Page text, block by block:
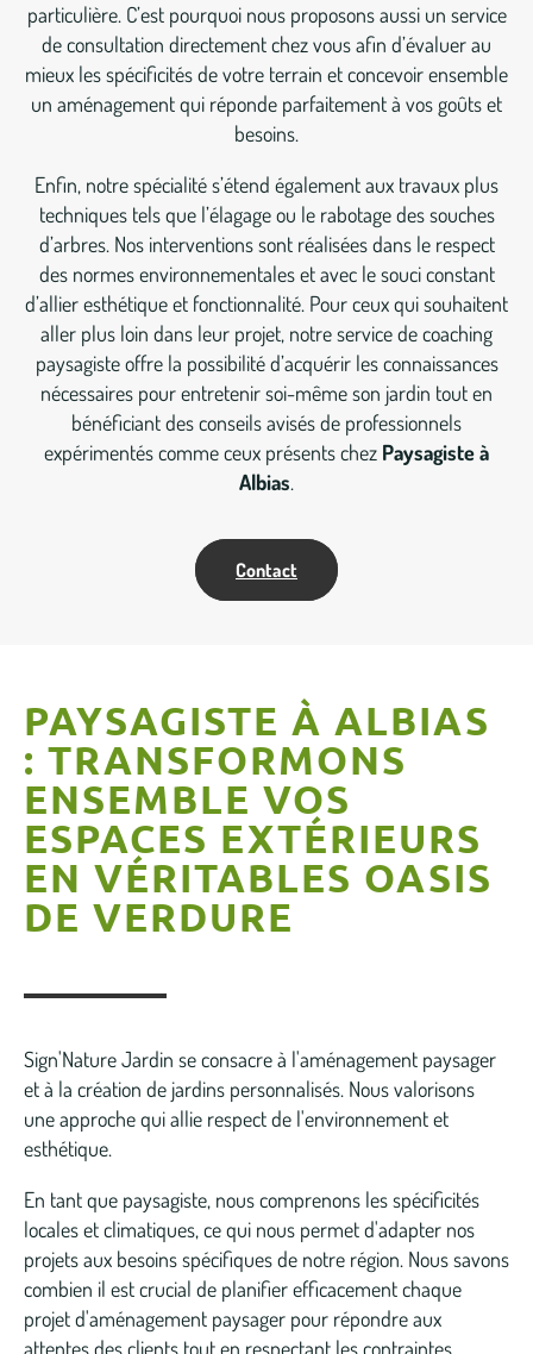
particulière. C’est pourquoi nous proposons aussi un service
de consultation directement chez vous afin d’évaluer au
mieux les spécificités de votre terrain et concevoir ensemble
un aménagement qui réponde parfaitement à vos goûts et
besoins.
Enfin, notre spécialité s’étend également aux travaux plus
techniques tels que l’élagage ou le rabotage des souches
d’arbres. Nos interventions sont réalisées dans le respect
des normes environnementales et avec le souci constant
d’allier esthétique et fonctionnalité. Pour ceux qui souhaitent
aller plus loin dans leur projet, notre service de coaching
paysagiste offre la possibilité d’acquérir les connaissances
nécessaires pour entretenir soi-même son jardin tout en
bénéficiant des conseils avisés de professionnels
expérimentés comme ceux présents chez Paysagiste à
Albias.
Contact
PAYSAGISTE À ALBIAS
: TRANSFORMONS
ENSEMBLE VOS
ESPACES EXTÉRIEURS
EN VÉRITABLES OASIS
DE VERDURE
Sign'Nature Jardin se consacre à l'aménagement paysager
et à la création de jardins personnalisés. Nous valorisons
une approche qui allie respect de l'environnement et
esthétique.
En tant que paysagiste, nous comprenons les spécificités
locales et climatiques, ce qui nous permet d'adapter nos
projets aux besoins spécifiques de notre région. Nous savons
combien il est crucial de planifier efficacement chaque
projet d'aménagement paysager pour répondre aux
attentes des clients tout en respectant les contraintes